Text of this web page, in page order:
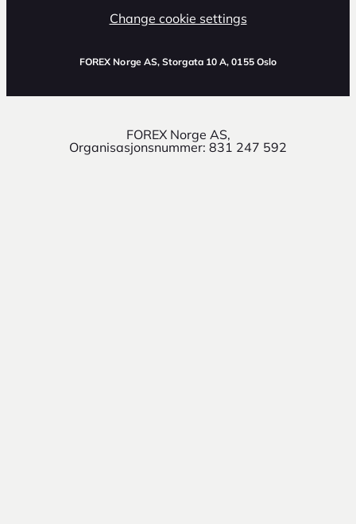
Change cookie settings
FOREX Norge AS, Storgata 10 A, 0155 Oslo
FOREX Norge AS,
Organisasjonsnummer: 831 247 592